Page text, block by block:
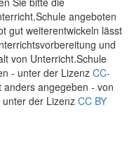
angeboten
gut weiterentwickeln lässt
und
von Unterricht.Schule
- unter der Lizenz CC-
angegeben - von
der Lizenz CC BY